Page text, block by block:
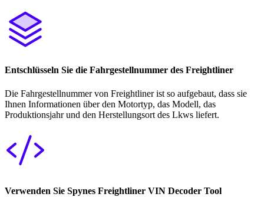
Entschlüsseln Sie die Fahrgestellnummer des Freightliner
Die Fahrgestellnummer von Freightliner ist so aufgebaut, dass sie
Ihnen Informationen über den Motortyp, das Modell, das
Produktionsjahr und den Herstellungsort des Lkws liefert.
Verwenden Sie Spynes Freightliner VIN Decoder Tool